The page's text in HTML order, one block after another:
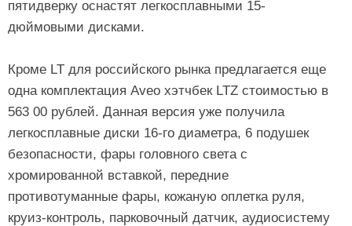
пятидверку оснастят легкосплавными 15-
дюймовыми дисками.
Кроме LT для российского рынка предлагается еще
одна комплектация Aveo хэтчбек LTZ стоимостью в
563 00 рублей. Данная версия уже получила
легкосплавные диски 16-го диаметра, 6 подушек
безопасности, фары головного света с
хромированной вставкой, передние
противотуманные фары, кожаную оплетка руля,
круиз-контроль, парковочный датчик, аудиосистему